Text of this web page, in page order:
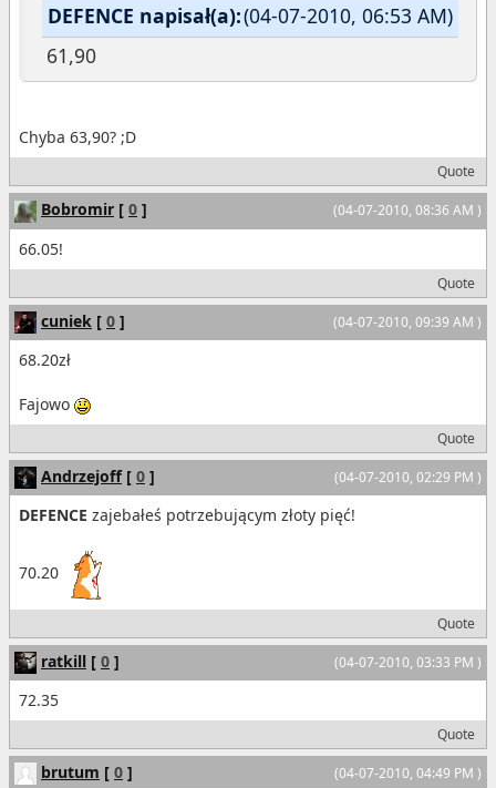
(04-07-2010, 06:53 AM)
DEFENCE napisał(a):
61,90
Chyba 63,90? ;D
Quote
(04-07-2010, 08:36 AM )
Bobromir [ 0 ]
66.05!
Quote
(04-07-2010, 09:39 AM )
cuniek [ 0 ]
68.20zł
Fajowo
Quote
(04-07-2010, 02:29 PM )
Andrzejoff [ 0 ]
DEFENCE zajebałeś potrzebującym złoty pięć!
70.20
Quote
(04-07-2010, 03:33 PM )
ratkill [ 0 ]
72.35
Quote
(04-07-2010, 04:49 PM )
brutum [ 0 ]